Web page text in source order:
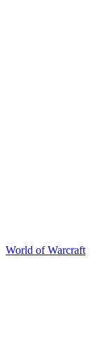
World of Warcraft